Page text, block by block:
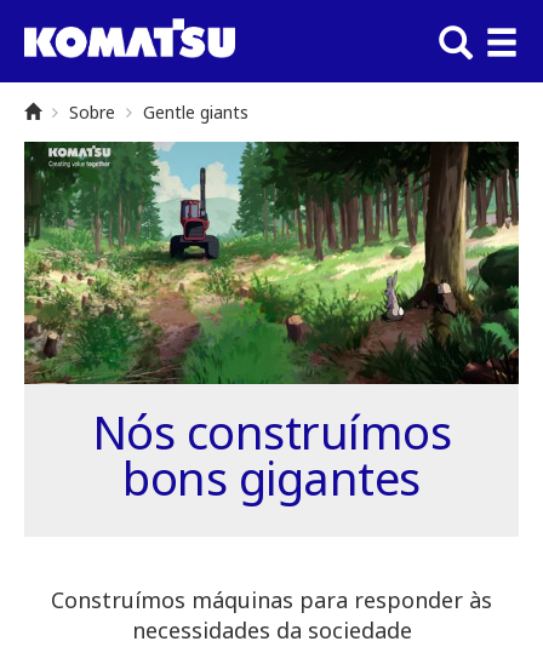
Sobre Gentle giants
Nós construímos
bons gigantes
Construímos máquinas para responder às
necessidades da sociedade